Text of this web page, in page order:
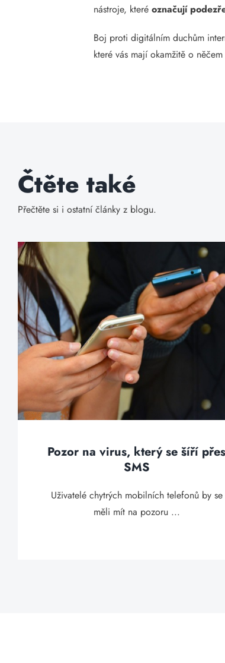
nástroje, které označují
Boj proti digitálním duchům
které vás mají okamžitě o
Čtěte také
Přečtěte si i ostatní články z blogu.
Pozor na virus, který se šíří přes
SMS
Uživatelé chytrých mobilních telefonů by se
měli mít na pozoru ...